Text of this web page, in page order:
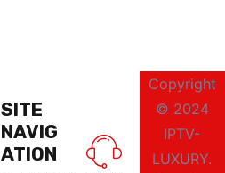
SITE
NAVIG
ATION
Copyright
© 2024
IPTV-
LUXURY.